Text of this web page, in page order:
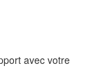
avec votre